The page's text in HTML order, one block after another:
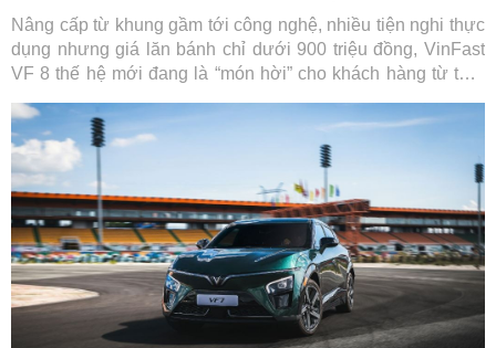
Nâng cấp từ khung gầm tới công nghệ, nhiều tiện nghi thực
dụng nhưng giá lăn bánh chỉ dưới 900 triệu đồng, VinFast
VF 8 thế hệ mới đang là “món hời” cho khách hàng từ thời